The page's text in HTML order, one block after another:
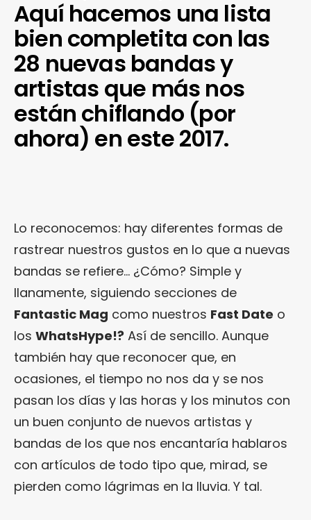
Aquí hacemos una lista
bien completita con las
28 nuevas bandas y
artistas que más nos
están chiflando (por
ahora) en este 2017.
Lo reconocemos: hay diferentes formas de
rastrear nuestros gustos en lo que a nuevas
bandas se refiere… ¿Cómo? Simple y
llanamente, siguiendo secciones de
Fantastic Mag como nuestros Fast Date o
los WhatsHype!? Así de sencillo. Aunque
también hay que reconocer que, en
ocasiones, el tiempo no nos da y se nos
pasan los días y las horas y los minutos con
un buen conjunto de nuevos artistas y
bandas de los que nos encantaría hablaros
con artículos de todo tipo que, mirad, se
pierden como lágrimas en la lluvia. Y tal.